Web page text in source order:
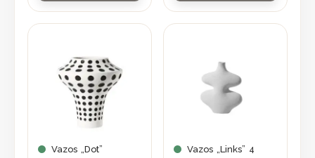
Vazos „Dot” Vazos „Links” 4